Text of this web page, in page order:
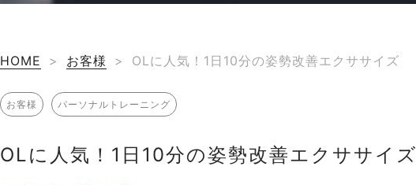
HOME > お客様 > OLに人気！1日10分の姿勢改善エクササイズ
お客様 パーソナルトレーニング
OLに人気！1日10分の姿勢改善エクササイズ